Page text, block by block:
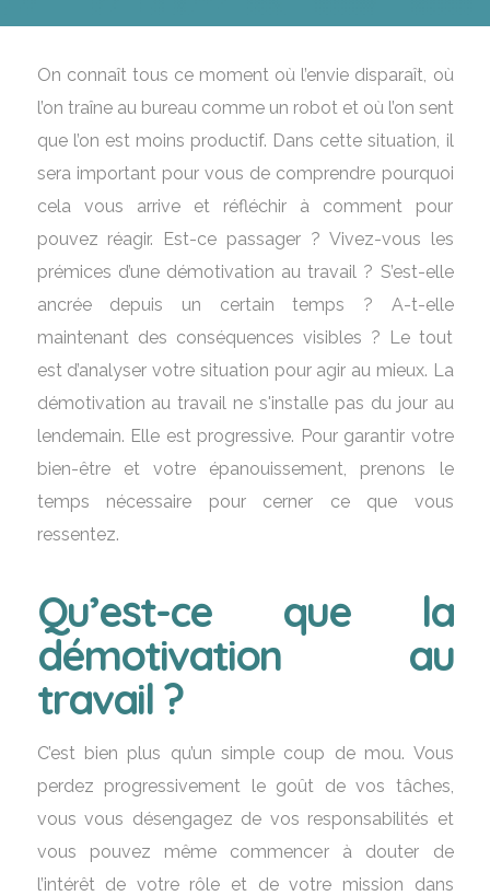
On connaît tous ce moment où l’envie disparaît, où
l’on traîne au bureau comme un robot et où l’on sent
que l’on est moins productif. Dans cette situation, il
sera important pour vous de comprendre pourquoi
cela vous arrive et réfléchir à comment pour
pouvez réagir. Est-ce passager ? Vivez-vous les
prémices d’une démotivation au travail ? S’est-elle
ancrée depuis un certain temps ? A-t-elle
maintenant des conséquences visibles ? Le tout
est d’analyser votre situation pour agir au mieux. La
démotivation au travail ne s'installe pas du jour au
lendemain. Elle est progressive. Pour garantir votre
bien-être et votre épanouissement, prenons le
temps nécessaire pour cerner ce que vous
ressentez.
Qu’est-ce que la
démotivation au
travail ?
C’est bien plus qu’un simple coup de mou. Vous
perdez progressivement le goût de vos tâches,
vous vous désengagez de vos responsabilités et
vous pouvez même commencer à douter de
l’intérêt de votre rôle et de votre mission dans